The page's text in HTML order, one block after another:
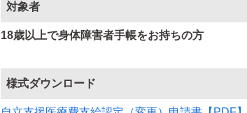
対象者
18歳以上で身体障害者手帳をお持ちの方
様式ダウンロード